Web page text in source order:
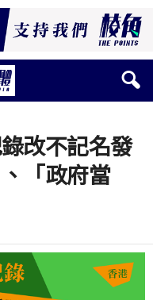
改不記名發
「政府當